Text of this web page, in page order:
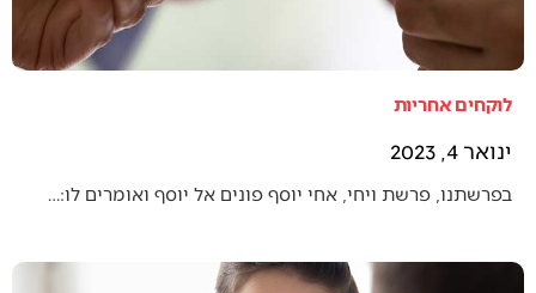
לוקחים אחריות
ינואר 4, 2023
בפרשתנו, פרשת ויחי, אחי יוסף פונים אל יוסף ואומרים לו:…